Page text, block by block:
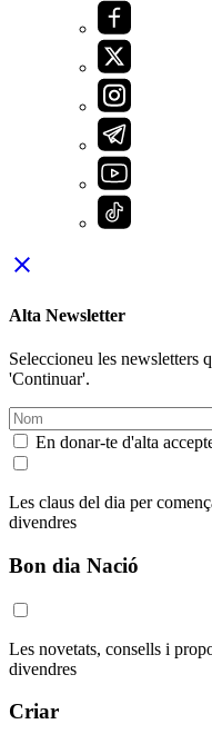
close
Alta Newsletter
Seleccioneu les newsletters
'Continuar'.
En donar-te d'alta
Les claus del dia per
divendres
Bon dia Nació
Les novetats, consells i
divendres
Criar